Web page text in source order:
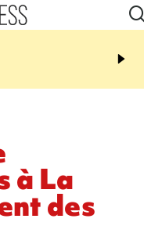
20:44
rouée de coups,
à La
des